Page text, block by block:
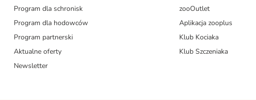
Program dla schronisk
Program dla hodowców
Program partnerski
Aktualne oferty
Newsletter
zooOutlet
Aplikacja zooplus
Klub Kociaka
Klub Szczeniaka